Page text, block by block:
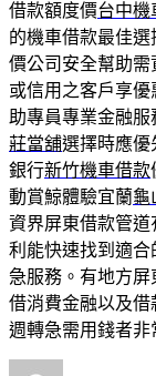
借款額度價台中機
的機車借款最佳選
價公司安全幫助
或信用之客戶享
助專員專業金融
莊當舖選擇時應優
銀行新竹機車借款
動賞鯨體驗宜蘭龜
資界屏東借款管道
利能快速找到適合
急服務。有地方
借消費金融以及借
週轉急需用錢者非